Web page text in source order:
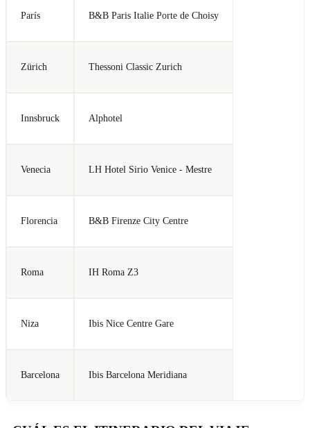
París B&B Paris Italie Porte de Choisy
Zürich Thessoni Classic Zurich
Innsbruck Alphotel
Venecia LH Hotel Sirio Venice - Mestre
Florencia B&B Firenze City Centre
Roma IH Roma Z3
Niza Ibis Nice Centre Gare
Barcelona Ibis Barcelona Meridiana